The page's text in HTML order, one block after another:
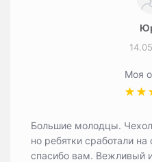
Моя
Большие молодцы. Чехол
но ребятки сработали
спасибо вам. Вежливый